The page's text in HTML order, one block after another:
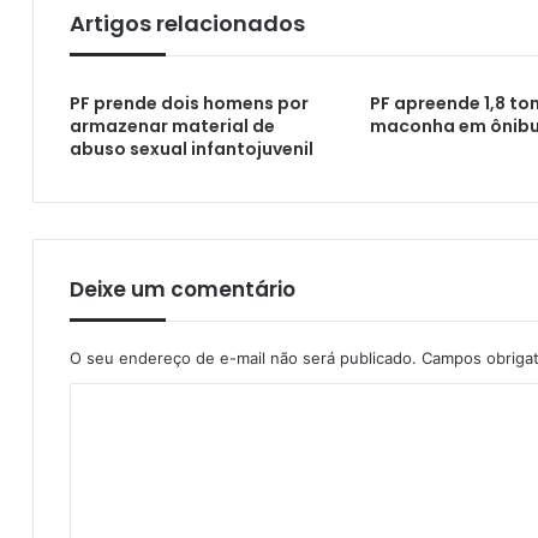
Artigos relacionados
PF prende dois homens por
armazenar material de
abuso sexual infantojuvenil
PF apreende 1,8
maconha em
Deixe um comentário
O seu endereço de e-mail não será publicado. Campos